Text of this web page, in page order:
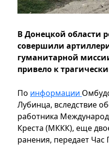
В Донецкой области
совершили
гуманитарной
привело к
По информации
Лубинца, вследствие
работника
Креста (МККК), еще
ранения, передает Час